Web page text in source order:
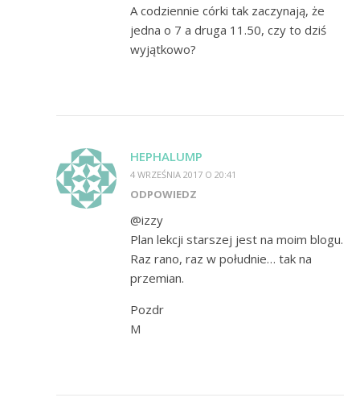
A codziennie córki tak zaczynają, że
jedna o 7 a druga 11.50, czy to dziś
wyjątkowo?
HEPHALUMP
4 WRZEŚNIA 2017 O 20:41
ODPOWIEDZ
@izzy
Plan lekcji starszej jest na moim blogu.
Raz rano, raz w południe… tak na
przemian.
Pozdr
M